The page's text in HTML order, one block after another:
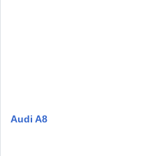
Audi A8